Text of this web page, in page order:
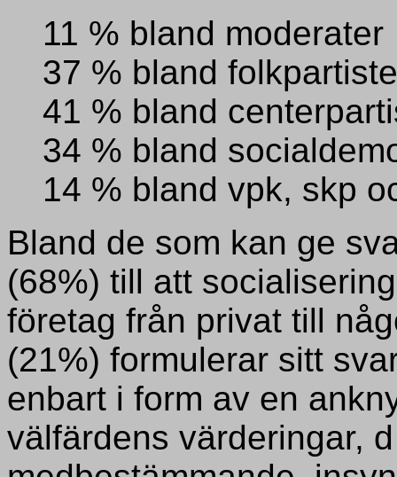
11 % bland moderater
37 % bland
41 % bland
34 % bland
14 % bland vpk, skp
Bland de som kan ge
(68%) till att
företag från privat till
(21%) formulerar sitt
enbart i form av en
välfärdens värderingar,